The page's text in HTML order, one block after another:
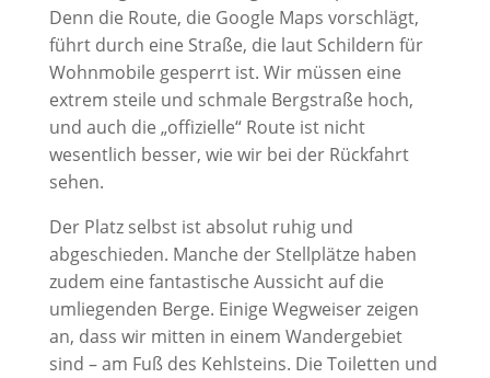
Denn die Route, die Google Maps vorschlägt,
führt durch eine Straße, die laut Schildern für
Wohnmobile gesperrt ist. Wir müssen eine
extrem steile und schmale Bergstraße hoch,
und auch die „offizielle“ Route ist nicht
wesentlich besser, wie wir bei der Rückfahrt
sehen.
Der Platz selbst ist absolut ruhig und
abgeschieden. Manche der Stellplätze haben
zudem eine fantastische Aussicht auf die
umliegenden Berge. Einige Wegweiser zeigen
an, dass wir mitten in einem Wandergebiet
sind – am Fuß des Kehlsteins. Die Toiletten und